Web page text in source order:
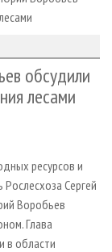
обсудили
лесами
ресурсов и
Сергей
Воробьев
Глава
в области